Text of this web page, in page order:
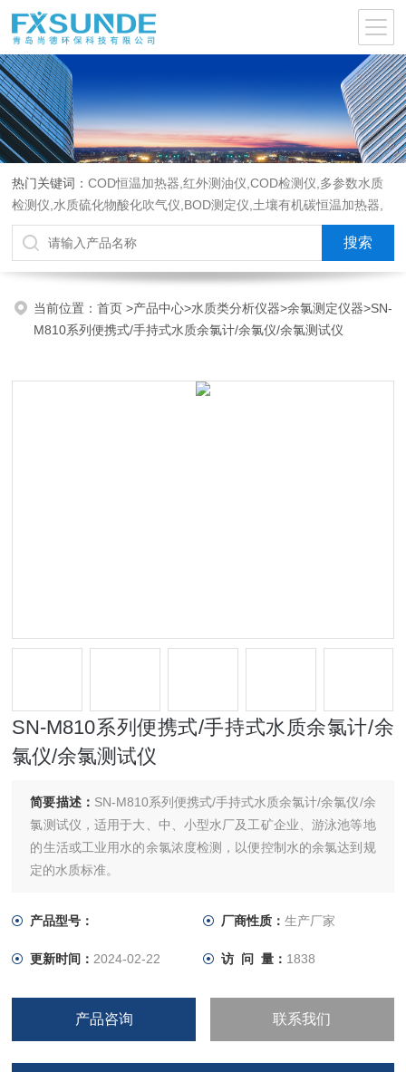
热门关键词：COD恒温加热器,红外测油仪,COD检测仪,多参数水质
检测仪,水质硫化物酸化吹气仪,BOD测定仪,土壤有机碳恒温加热器,
液液萃取器,COD消解回流仪,水质采样器
当前位置：首页>产品中心>水质类分析仪器>余氯测定仪器>SN-
M810系列便携式/手持式水质余氯计/余氯仪/余氯测试仪
SN-M810系列便携式/手持式水质余氯计/余
氯仪/余氯测试仪
简要描述： SN-M810系列便携式/手持式水质余氯计/余氯仪/余
氯测试仪，适用于大、中、小型水厂及工矿企业、游泳池等地
的生活或工业用水的余氯浓度检测，以便控制水的余氯达到规
定的水质标准。
产品型号： 厂商性质： 生产厂家
更新时间： 2024-02-22 访 问 量： 1838
产品咨询 联系我们